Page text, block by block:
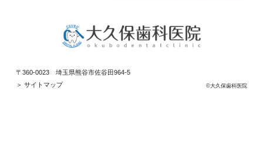
〒360-0023 埼玉県熊谷市佐谷田964-5
＞ サイトマップ
©大久保歯科医院